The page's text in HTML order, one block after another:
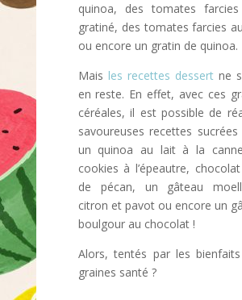
quinoa, des tomates
gratiné, des tomates farcies
ou encore un gratin de quinoa.
Mais les recettes dessert ne
en reste. En effet, avec ces
céréales, il est possible de
savoureuses recettes
un quinoa au lait à la
cookies à l’épeautre,
de pécan, un gâteau
citron et pavot ou encore un
boulgour au chocolat !
Alors, tentés par les
graines santé ?